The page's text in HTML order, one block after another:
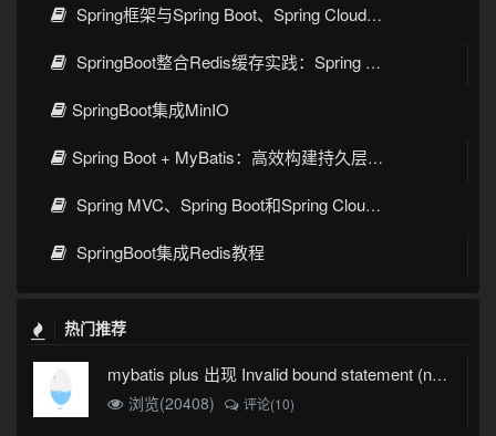
Spring框架与Spring Boot、Spring Cloud核心区别及技术演进
SpringBoot整合Redis缓存实践：Spring Cache高效数据缓存方案
SpringBoot集成MinIO
Spring Boot + MyBatis：高效构建持久层的最佳实践
Spring MVC、Spring Boot和Spring Cloud三者区别和联系
SpringBoot集成Redis教程
热门推荐
mybatis plus 出现 Invalid bound statement (not found)
浏览(20408)
评论(10)